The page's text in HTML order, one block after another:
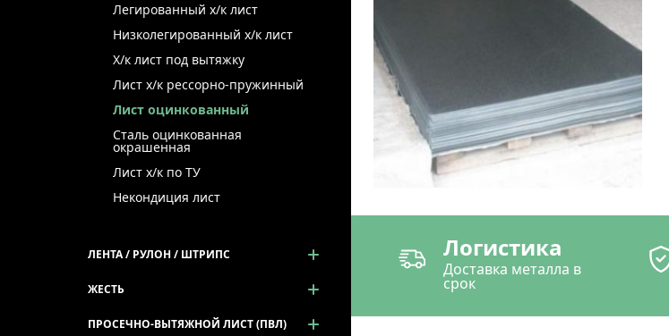
Логистика
Доставка металла в
срок
Легированный х/к лист
Низколегированный х/к лист
Х/к лист под вытяжку
Лист х/к рессорно-пружинный
Лист оцинкованный
Сталь оцинкованная
окрашенная
Лист х/к по ТУ
Некондиция лист
ЛЕНТА / РУЛОН / ШТРИПС
ЖЕСТЬ
ПРОСЕЧНО-ВЫТЯЖНОЙ ЛИСТ (ПВЛ)